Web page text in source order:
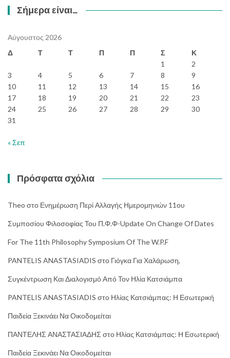
Σήμερα είναι…
Αύγουστος 2026
Δ
Τ Τ Π Π Σ
Κ
1
2
3
4 5 6 7 8
9
10
11 12 13 14 15
16
17
18 19 20 21 22
23
24
25 26 27 28 29
30
31
« Σεπ
Πρόσφατα σχόλια
Theo στο Ενημέρωση Περί Αλλαγής Ημερομηνιών 11ου
Συμποσίου Φιλοσοφίας Του Π.Φ.Φ-Update On Change Of Dates
For The 11th Philosophy Symposium Of The W.P.F
PANTELIS ANASTASIADIS στο Γιόγκα Για Χαλάρωση,
Συγκέντρωση Και Διαλογισμό Από Τον Ηλία Κατσιάμπα
PANTELIS ANASTASIADIS στο Ηλίας Κατσιάμπας: Η Εσωτερική
Παιδεία Ξεκινάει Να Οικοδομείται
ΠΑΝΤΕΛΗΣ ΑΝΑΣΤΑΣΙΑΔΗΣ στο Ηλίας Κατσιάμπας: Η Εσωτερική
Παιδεία Ξεκινάει Να Οικοδομείται